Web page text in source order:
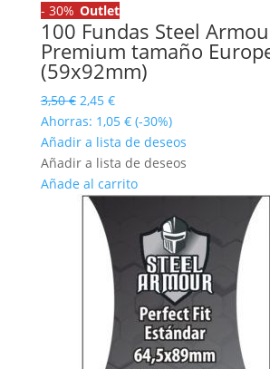
- 30% Outlet
100 Fundas Steel
Premium tamaño
(59x92mm)
3,50€ El
precio
original
era:
3,50 €.
2,45 €El
precio
actual
es:
2,45 €.
Ahorras: 1,05 € (-30%)
Añadir a lista de deseos
Añadir a lista de deseos
Añade al carrito